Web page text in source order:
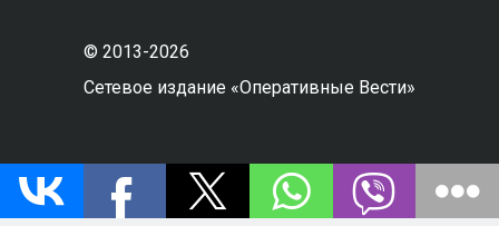
© 2013-2026
Сетевое издание «Оперативные Вести»